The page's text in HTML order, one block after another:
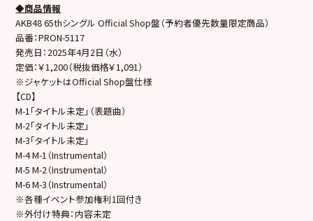
◆商品情報
AKB48 65thシングル Official Shop盤（予約者優先数量限定商品）
品番：PRON-5117
発売日：2025年4月2日（水）
定価：￥1,200（税抜価格￥1,091）
※ジャケットはOfficial Shop盤仕様
【CD】
M-1「タイトル未定」（表題曲）
M-2「タイトル未定」
M-3「タイトル未定」
M-4 M-1（Instrumental）
M-5 M-2（Instrumental）
M-6 M-3（Instrumental）
※各種イベント参加権利1回付き
※外付け特典：内容未定